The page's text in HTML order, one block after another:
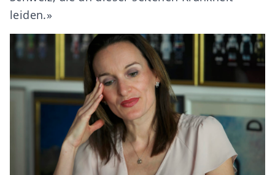
leiden.»